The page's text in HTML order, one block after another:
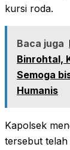
kursi roda.
Baca juga
Binrohtal,
Semoga
Humanis
Kapolsek
tersebut telah